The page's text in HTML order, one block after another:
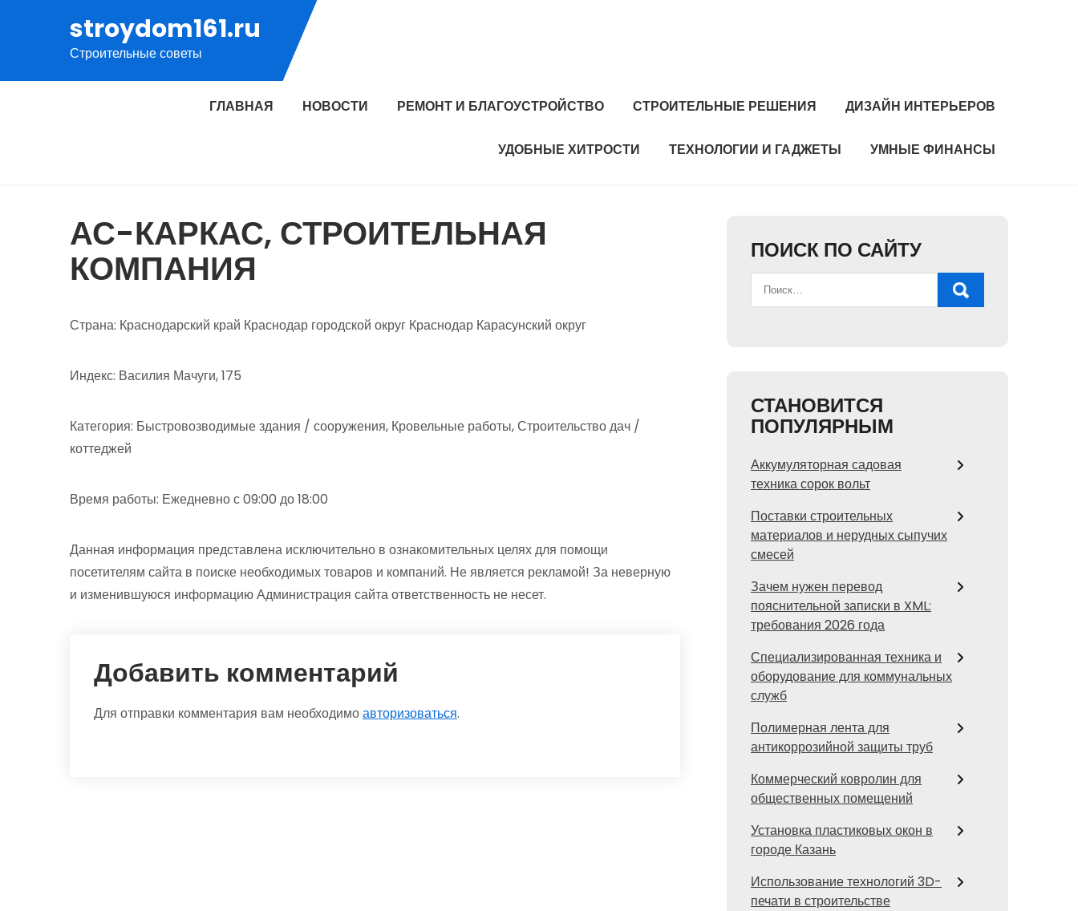
содержимому
stroydom161.ru
Строительные советы
ГЛАВНАЯ НОВОСТИ РЕМОНТ И БЛАГОУСТРОЙСТВО СТРОИТЕЛЬНЫЕ РЕШЕНИЯ ДИЗАЙН ИНТЕРЬЕРОВ
УДОБНЫЕ ХИТРОСТИ ТЕХНОЛОГИИ И ГАДЖЕТЫ УМНЫЕ ФИНАНСЫ
АС-КАРКАС, СТРОИТЕЛЬНАЯ
КОМПАНИЯ
Страна: Краснодарский край Краснодар городской округ Краснодар Карасунский округ
Индекс: Василия Мачуги, 175
Категория: Быстровозводимые здания / сооружения, Кровельные работы, Строительство дач /
коттеджей
Время работы: Ежедневно с 09:00 до 18:00
Данная информация представлена исключительно в ознакомительных целях для помощи
посетителям сайта в поиске необходимых товаров и компаний. Не является рекламой! За неверную
и изменившуюся информацию Администрация сайта ответственность не несет.
Добавить комментарий
Для отправки комментария вам необходимоавторизоваться.
ПОИСК ПО САЙТУ
СТАНОВИТСЯ
ПОПУЛЯРНЫМ
Аккумуляторная садовая
техника сорок вольт
Поставки строительных
материалов и нерудных сыпучих
смесей
Зачем нужен перевод
пояснительной записки в XML:
требования 2026 года
Специализированная техника и
оборудование для коммунальных
служб
Полимерная лента для
антикоррозийной защиты труб
Коммерческий ковролин для
общественных помещений
Установка пластиковых окон в
городе Казань
Использование технологий 3D-
печати в строительстве